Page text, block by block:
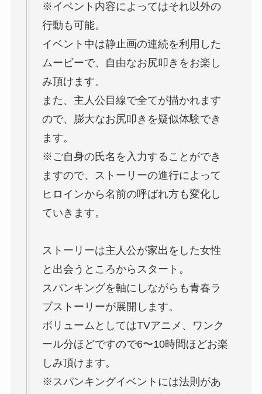
※イベント内容によってはそれ以外の
行動も可能。
イベント中は静止画の連続を利用した
ムービーで、自由なお尻叩きをお楽し
み頂けます。
また、主人公目線で全てが描かれます
ので、膨大なお尻叩きを疑似体験でき
ます。
※ご自身の氏名を入力することができ
ますので、ストーリーの進行によって
ヒロインから名前の呼ばれ方も変化し
ていきます。
ストーリーは主人公が家出をした女性
と出会うところからスタート。
スパンキングを軸にしながらも青春ラ
ブストーリーが展開します。
ボリュームとしてはTVアニメ、ワンク
ール分ほどですので6〜10時間ほどお楽
しみ頂けます。
※スパンキングイベントには法則があ